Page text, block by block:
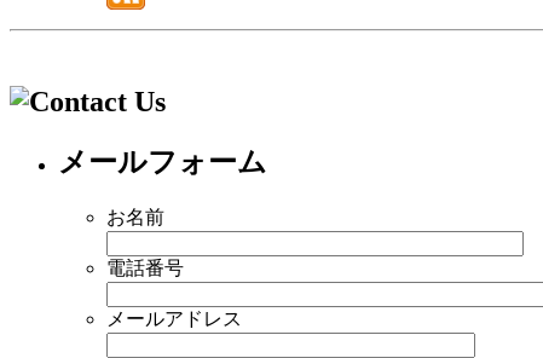
メールフォーム
お名前
電話番号
メールアドレス